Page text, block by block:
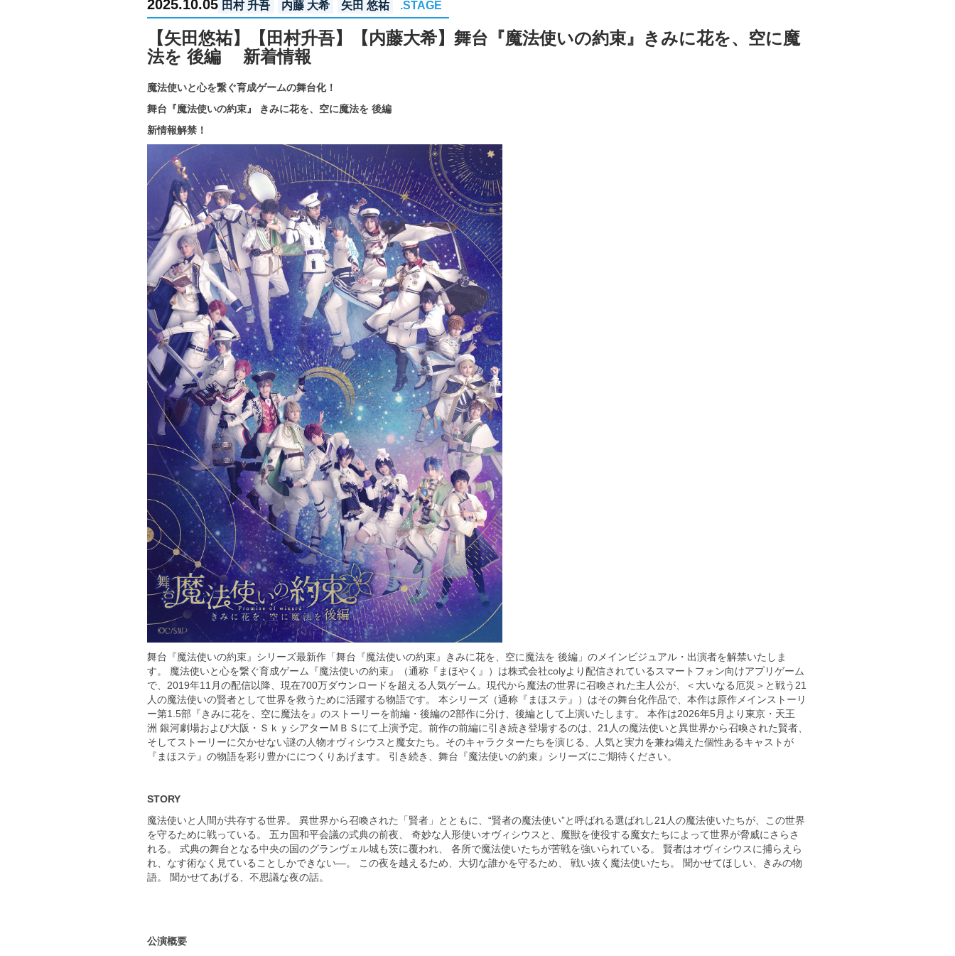
2025.10.05 田村 升吾 内藤 大希 矢田 悠祐 .STAGE
【矢田悠祐】【田村升吾】【内藤大希】舞台『魔法使いの約束』きみに花を、空に魔
法を 後編 新着情報
魔法使いと心を繋ぐ育成ゲームの舞台化！
舞台『魔法使いの約束』 きみに花を、空に魔法を 後編
新情報解禁！
舞台『魔法使いの約束』シリーズ最新作「舞台『魔法使いの約束』きみに花を、空に魔法を 後編」のメインビジュアル・出演者を解禁いたしま
す。 魔法使いと心を繋ぐ育成ゲーム『魔法使いの約束』（通称『まほやく』）は株式会社colyより配信されているスマートフォン向けアプリゲーム
で、2019年11月の配信以降、現在700万ダウンロードを超える人気ゲーム。現代から魔法の世界に召喚された主人公が、＜大いなる厄災＞と戦う21
人の魔法使いの賢者として世界を救うために活躍する物語です。 本シリーズ（通称『まほステ』）はその舞台化作品で、本作は原作メインストーリ
ー第1.5部『きみに花を、空に魔法を』のストーリーを前編・後編の2部作に分け、後編として上演いたします。 本作は2026年5月より東京・天王
洲 銀河劇場および大阪・ＳｋｙシアターＭＢＳにて上演予定。前作の前編に引き続き登場するのは、21人の魔法使いと異世界から召喚された賢者、
そしてストーリーに欠かせない謎の人物オヴィシウスと魔女たち。そのキャラクターたちを演じる、人気と実力を兼ね備えた個性あるキャストが
『まほステ』の物語を彩り豊かににつくりあげます。 引き続き、舞台『魔法使いの約束』シリーズにご期待ください。
STORY
魔法使いと人間が共存する世界。 異世界から召喚された「賢者」とともに、“賢者の魔法使い”と呼ばれる選ばれし21人の魔法使いたちが、この世界
を守るために戦っている。 五カ国和平会議の式典の前夜、 奇妙な人形使いオヴィシウスと、魔獣を使役する魔女たちによって世界が脅威にさらさ
れる。 式典の舞台となる中央の国のグランヴェル城も茨に覆われ、 各所で魔法使いたちが苦戦を強いられている。 賢者はオヴィシウスに捕らえら
れ、なす術なく見ていることしかできない―。 この夜を越えるため、大切な誰かを守るため、 戦い抜く魔法使いたち。 聞かせてほしい、きみの物
語。 聞かせてあげる、不思議な夜の話。
公演概要